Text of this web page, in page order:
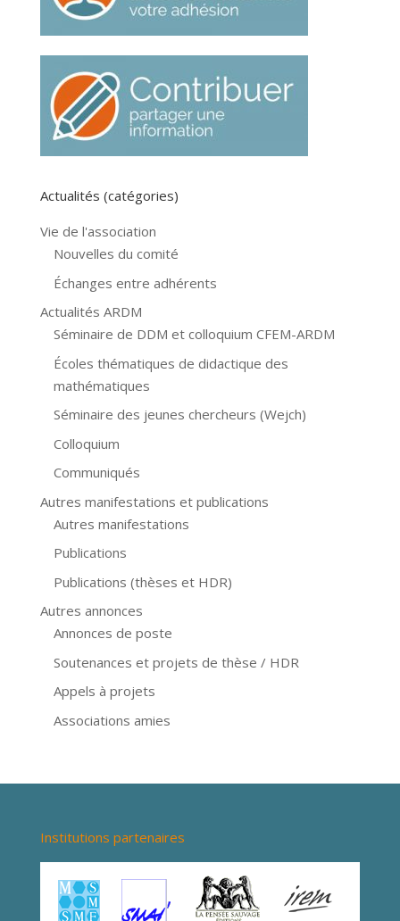
Actualités (catégories)
Vie de l'association
Nouvelles du comité
Échanges entre adhérents
Actualités ARDM
Séminaire de DDM et colloquium CFEM-ARDM
Écoles thématiques de didactique des
mathématiques
Séminaire des jeunes chercheurs (Wejch)
Colloquium
Communiqués
Autres manifestations et publications
Autres manifestations
Publications
Publications (thèses et HDR)
Autres annonces
Annonces de poste
Soutenances et projets de thèse / HDR
Appels à projets
Associations amies
Institutions partenaires